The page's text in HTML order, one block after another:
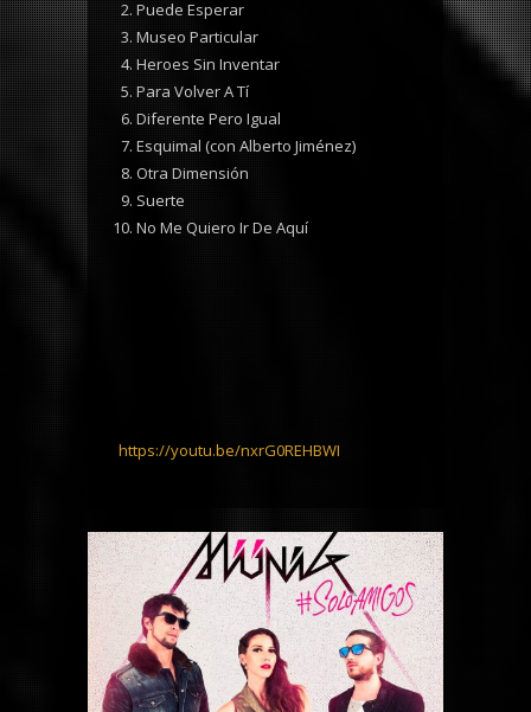
Puede Esperar
Museo Particular
Heroes Sin Inventar
Para Volver A Tí
Diferente Pero Igual
Esquimal (con Alberto Jiménez)
Otra Dimensión
Suerte
No Me Quiero Ir De Aquí
https://youtu.be/nxrG0REHBWI